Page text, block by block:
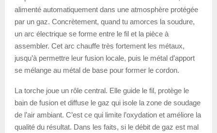
alimenté automatiquement dans une atmosphère protégée
par un gaz. Concrètement, quand tu amorces la soudure,
un arc électrique se forme entre le fil et la pièce à
assembler. Cet arc chauffe très fortement les métaux,
jusqu’à permettre leur fusion locale, puis le métal d’apport
se mélange au métal de base pour former le cordon.
La torche joue un rôle central. Elle guide le fil, protège le
bain de fusion et diffuse le gaz qui isole la zone de soudage
de l’air ambiant. C’est ce qui limite l’oxydation et améliore la
qualité du résultat. Dans les faits, si le débit de gaz est mal